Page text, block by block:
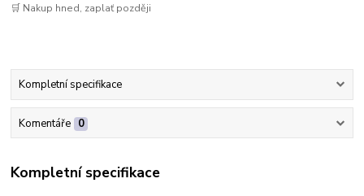
🛒 Nakup hned, zaplať později
Kompletní specifikace
Komentáře 0
Kompletní specifikace